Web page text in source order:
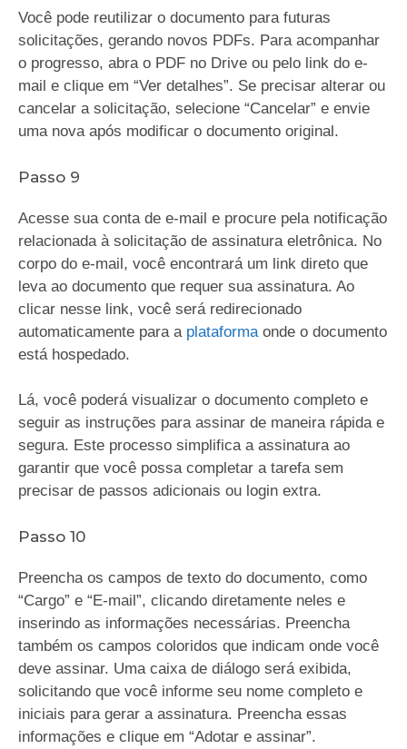
Você pode reutilizar o documento para futuras
solicitações, gerando novos PDFs. Para acompanhar
o progresso, abra o PDF no Drive ou pelo link do e-
mail e clique em “Ver detalhes”. Se precisar alterar ou
cancelar a solicitação, selecione “Cancelar” e envie
uma nova após modificar o documento original.
Passo 9
Acesse sua conta de e-mail e procure pela notificação
relacionada à solicitação de assinatura eletrônica. No
corpo do e-mail, você encontrará um link direto que
leva ao documento que requer sua assinatura. Ao
clicar nesse link, você será redirecionado
automaticamente para a plataforma onde o documento
está hospedado.
Lá, você poderá visualizar o documento completo e
seguir as instruções para assinar de maneira rápida e
segura. Este processo simplifica a assinatura ao
garantir que você possa completar a tarefa sem
precisar de passos adicionais ou login extra.
Passo 10
Preencha os campos de texto do documento, como
“Cargo” e “E-mail”, clicando diretamente neles e
inserindo as informações necessárias. Preencha
também os campos coloridos que indicam onde você
deve assinar. Uma caixa de diálogo será exibida,
solicitando que você informe seu nome completo e
iniciais para gerar a assinatura. Preencha essas
informações e clique em “Adotar e assinar”.